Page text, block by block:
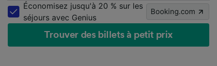
Économisez jusqu'à 20 % sur les
séjours avec Genius
Booking.com
Trouver des billets à petit prix